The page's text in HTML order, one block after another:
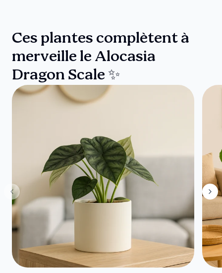
Ces plantes complètent à
merveille le Alocasia
Dragon Scale ✨